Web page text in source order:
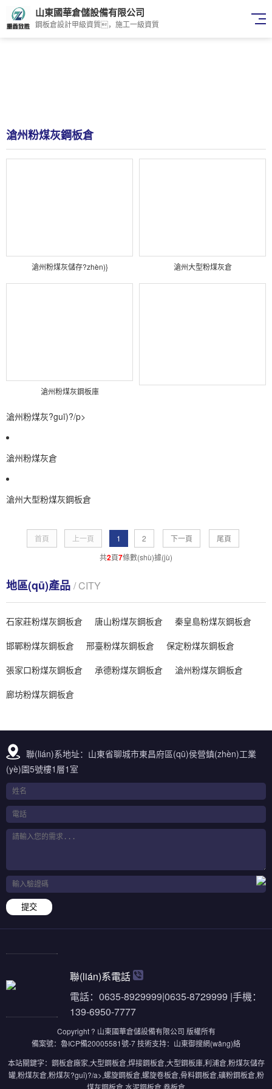
山東國華倉儲設備有限公司
鋼板倉設計甲級資質，施工一級資質
滄州粉煤灰鋼板倉
滄州粉煤灰儲存?zhèn)} 滄州大型粉煤灰倉
滄州粉煤灰鋼板庫
滄州粉煤灰?guī)?/p>
滄州粉煤灰倉
滄州大型粉煤灰鋼板倉
首頁 上一頁 1 2 下一頁
尾頁
共2頁7條數(shù)據(jù)
地區(qū)產品 / CITY
石家莊粉煤灰鋼板倉 唐山粉煤灰鋼板倉
秦皇島粉煤灰鋼板倉
邯鄲粉煤灰鋼板倉
邢臺粉煤灰鋼板倉
保定粉煤灰鋼板倉
張家口粉煤灰鋼板倉
承德粉煤灰鋼板倉
滄州粉煤灰鋼板倉
廊坊粉煤灰鋼板倉
聯(lián)系地址：山東省聊城市東昌府區(qū)侯營鎮(zhèn)工業
(yè)園5號樓1層1室
提交
聯(lián)系電話
電話：0635-8929999|0635-8729999 |手機：
139-6950-7777
Copyright ? 山東國華倉儲設備有限公司 版權所有
備案號： 魯ICP備20005581號-7技術支持： 山東御搜網(wǎng)絡
本站關鍵字： 鋼板倉廠家,大型鋼板倉,焊接鋼板倉,大型鋼板庫,利浦倉,粉煤灰儲存
罐,粉煤灰倉,粉煤灰?guī)?/a>,螺旋鋼板倉,螺旋卷板倉,骨料鋼板倉,礦粉鋼板倉,粉
煤灰鋼板倉水泥鋼板倉卷板倉